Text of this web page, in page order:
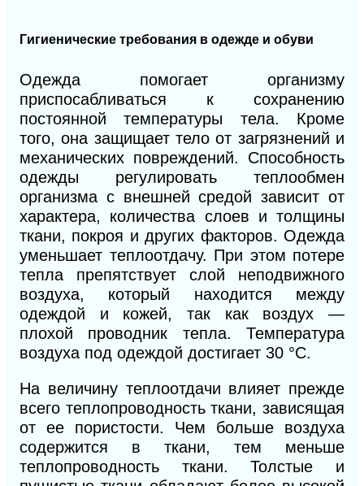
Гигиенические требования в одежде и обуви
Одежда помогает организму
приспосабливаться к сохранению
постоянной температуры тела. Кроме
того, она защищает тело от загрязнений и
механических повреждений. Способность
одежды регулировать теплообмен
организма с внешней средой зависит от
характера, количества слоев и толщины
ткани, покроя и других факторов. Одежда
уменьшает теплоотдачу. При этом потере
тепла препятствует слой неподвижного
воздуха, который находится между
одеждой и кожей, так как воздух —
плохой проводник тепла. Температура
воздуха под одеждой достигает 30 °С.
На величину теплоотдачи влияет прежде
всего теплопроводность ткани, зависящая
от ее пористости. Чем больше воздуха
содержится в ткани, тем меньше
теплопроводность ткани. Толстые и